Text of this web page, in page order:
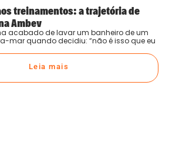
treinamentos: a trajetória de
Ambev
acabado de lavar um banheiro de um
mar quando decidiu: “não é isso que eu
Leia mais